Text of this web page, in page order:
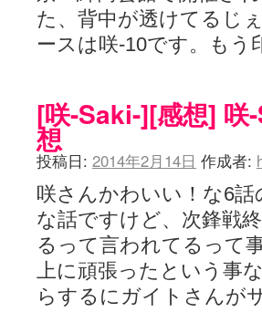
た、背中が透けてるじ
ースは咲‐10です。もう
[咲-Saki-][感想] 咲
想
投稿日: 2014年2月14日 作成者:
咲さんかわいい！な6
な話ですけど、次鋒戦
るって言われてるって
上に頑張ったという事
らするにガイトさんが